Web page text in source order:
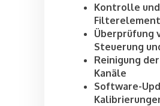
Kontrolle
Überprüfung
Steuerung
Reinigung
Kanäle
Software-